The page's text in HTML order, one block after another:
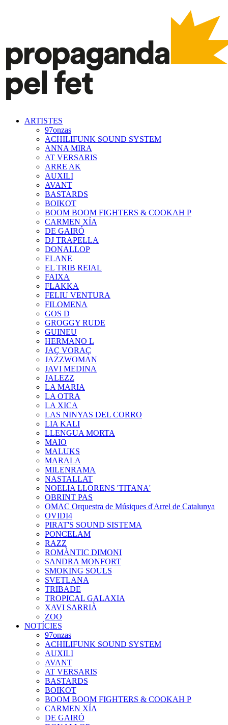
ARTISTES
97onzas
ACHILIFUNK SOUND SYSTEM
ANNA MIRA
AT VERSARIS
ARRE AK
AUXILI
AVANT
BASTARDS
BOIKOT
BOOM BOOM FIGHTERS & COOKAH P
CARMEN XÍA
DE GAIRÓ
DJ TRAPELLA
DONALLOP
ELANE
EL TRIB REIAL
FAIXA
FLAKKA
FELIU VENTURA
FILOMENA
GOS D
GROGGY RUDE
GUINEU
HERMANO L
JAÇ VORAÇ
JAZZWOMAN
JAVI MEDINA
JALEZZ
LA MARIA
LA OTRA
LA XICA
LAS NINYAS DEL CORRO
LIA KALI
LLENGUA MORTA
MAIO
MALUKS
MARALA
MILENRAMA
NASTALLAT
NOELIA LLORENS 'TITANA'
OBRINT PAS
OMAC Orquestra de Músiques d'Arrel de Catalunya
OVIDI4
PIRAT'S SOUND SISTEMA
PONCELAM
RAZZ
ROMÀNTIC DIMONI
SANDRA MONFORT
SMOKING SOULS
SVETLANA
TRIBADE
TROPICAL GALAXIA
XAVI SARRIÀ
ZOO
NOTÍCIES
97onzas
ACHILIFUNK SOUND SYSTEM
AUXILI
AVANT
AT VERSARIS
BASTARDS
BOIKOT
BOOM BOOM FIGHTERS & COOKAH P
CARMEN XÍA
DE GAIRÓ